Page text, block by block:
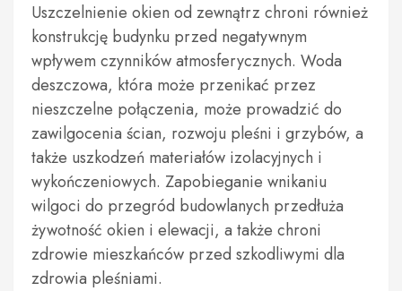
Uszczelnienie okien od zewnątrz chroni również
konstrukcję budynku przed negatywnym
wpływem czynników atmosferycznych. Woda
deszczowa, która może przenikać przez
nieszczelne połączenia, może prowadzić do
zawilgocenia ścian, rozwoju pleśni i grzybów, a
także uszkodzeń materiałów izolacyjnych i
wykończeniowych. Zapobieganie wnikaniu
wilgoci do przegród budowlanych przedłuża
żywotność okien i elewacji, a także chroni
zdrowie mieszkańców przed szkodliwymi dla
zdrowia pleśniami.